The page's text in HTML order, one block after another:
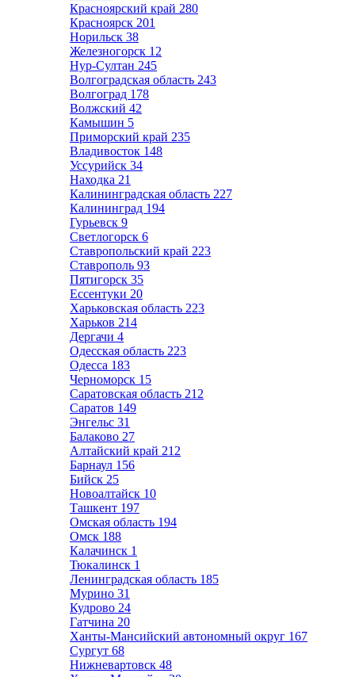
Красноярский край 280
Красноярск 201
Норильск 38
Железногорск 12
Нур-Султан 245
Волгоградская область 243
Волгоград 178
Волжский 42
Камышин 5
Приморский край 235
Владивосток 148
Уссурийск 34
Находка 21
Калининградская область 227
Калининград 194
Гурьевск 9
Светлогорск 6
Ставропольский край 223
Ставрополь 93
Пятигорск 35
Ессентуки 20
Харьковская область 223
Харьков 214
Дергачи 4
Одесская область 223
Одесса 183
Черноморск 15
Саратовская область 212
Саратов 149
Энгельс 31
Балаково 27
Алтайский край 212
Барнаул 156
Бийск 25
Новоалтайск 10
Ташкент 197
Омская область 194
Омск 188
Калачинск 1
Тюкалинск 1
Ленинградская область 185
Мурино 31
Кудрово 24
Гатчина 20
Ханты-Мансийский автономный округ 167
Сургут 68
Нижневартовск 48